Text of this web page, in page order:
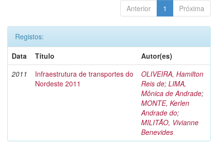
Anterior 1 Próxima
Registos:
Data
Título
Autor(es)
2011
Infraestrutura de transportes do
Nordeste 2011
OLIVEIRA, Hamilton
Reis de; LIMA,
Mônica de Andrade;
MONTE, Kerlen
Andrade do;
MILITÃO, Vivianne
Benevides